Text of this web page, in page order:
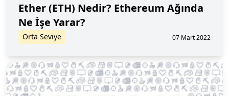
Ether (ETH) Nedir? Ethereum Ağında
Ne İşe Yarar?
Orta Seviye 07 Mart 2022